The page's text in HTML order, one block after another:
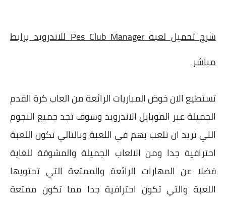
شرح تحميل لعبة Pes Club Manager للاندرويد برابط
مباشر
تستطيع الان خوض المباريات الرائعة من العاب كرة القدم
الجميلة عبر الموبايل الاندرويد وسوف تجد جميع النجوم
التي تريد ان تلعب بهم في اللعبة وبالتالي تكون اللعبة
احترافية جدا ومن الالعاب الجميلة والمشوقة للغاية
فضلا عن المهارات الرائعة والممتعة التي تحتويها
اللعبة والتي تكون احترافية جدا مما تكون ممتعة